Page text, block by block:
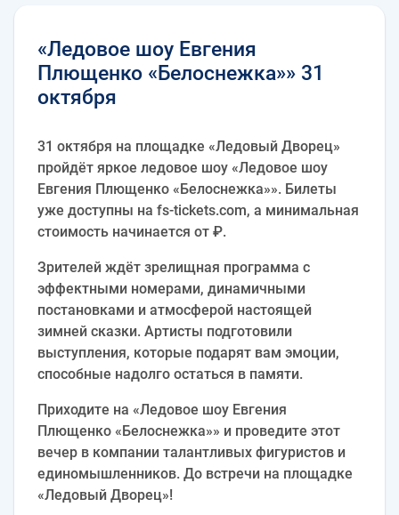
«Ледовое шоу Евгения
Плющенко «Белоснежка»» 31
октября
31 октября на площадке «Ледовый Дворец»
пройдёт яркое ледовое шоу «Ледовое шоу
Евгения Плющенко «Белоснежка»». Билеты
уже доступны на fs-tickets.com, а минимальная
стоимость начинается от ₽.
Зрителей ждёт зрелищная программа с
эффектными номерами, динамичными
постановками и атмосферой настоящей
зимней сказки. Артисты подготовили
выступления, которые подарят вам эмоции,
способные надолго остаться в памяти.
Приходите на «Ледовое шоу Евгения
Плющенко «Белоснежка»» и проведите этот
вечер в компании талантливых фигуристов и
единомышленников. До встречи на площадке
«Ледовый Дворец»!